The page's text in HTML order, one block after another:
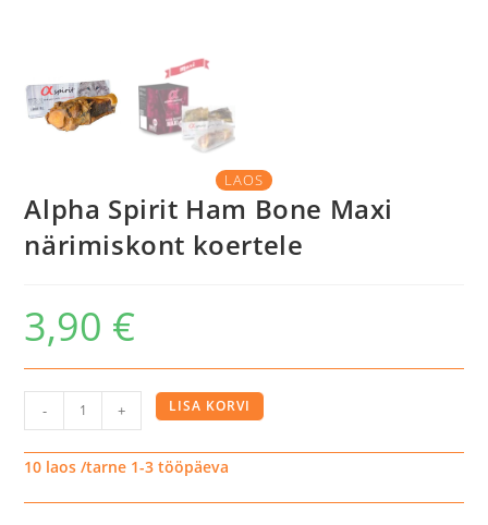
LAOS
Alpha Spirit Ham Bone Maxi
närimiskont koertele
3,90 €
Spirit
Ham
- + LISA KORVI
10 laos /tarne 1-3 tööpäeva